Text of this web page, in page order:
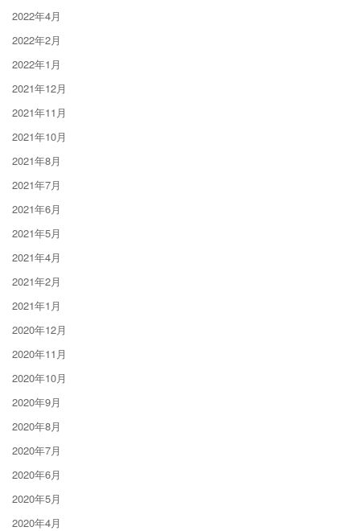
2022年4月
2022年2月
2022年1月
2021年12月
2021年11月
2021年10月
2021年8月
2021年7月
2021年6月
2021年5月
2021年4月
2021年2月
2021年1月
2020年12月
2020年11月
2020年10月
2020年9月
2020年8月
2020年7月
2020年6月
2020年5月
2020年4月